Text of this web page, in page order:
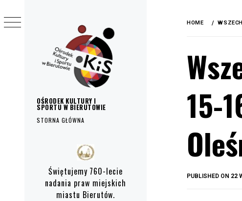
OŚRODEK KULTURY I
SPORTU W BIERUTOWIE
STORNA GŁÓWNA
Świętujemy 760-lecie
nadania praw miejskich
miastu Bierutów.
HOME
15-
PUBLISHED ON 22